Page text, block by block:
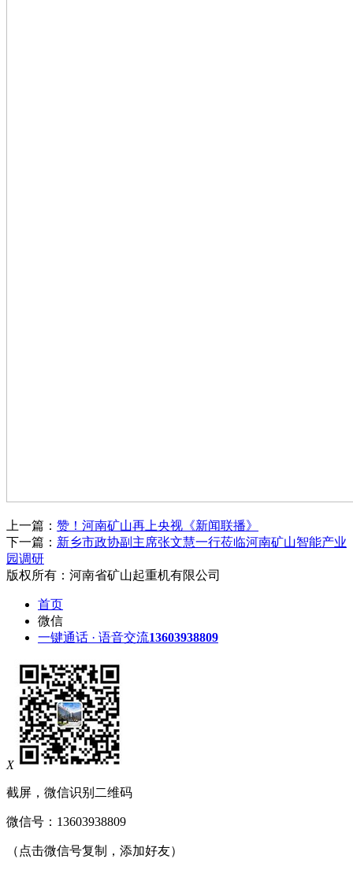
上一篇： 赞！河南矿山再上央视《新闻联播》
下一篇： 新乡市政协副主席张文慧一行莅临河南矿山智能产业
园调研
版权所有：河南省矿山起重机有限公司
首页
微信
一键通话 · 语音交流13603938809
X
截屏，微信识别二维码
微信号： 13603938809
（点击微信号复制，添加好友）